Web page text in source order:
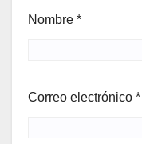
Nombre *
Correo electrónico *